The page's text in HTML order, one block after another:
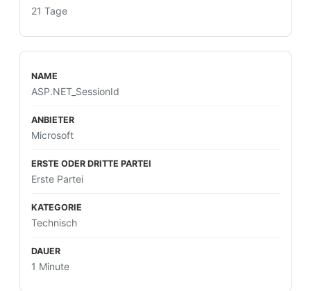
21 Tage
ASP.NET_SessionId
Microsoft
Erste Partei
Technisch
1 Minute